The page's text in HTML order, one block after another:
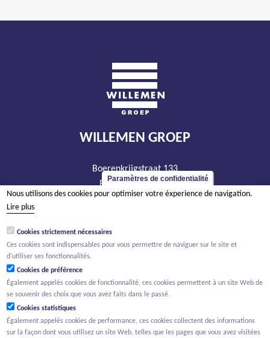
WILLEMEN GROEP
Boerenkrijgstraat 133
BE - 2800 Malines
tél +32 15 569 965
TVA BE 0466.256.432
RPM Anvers, département Malines
Paramètres de confidentialité
Nous utilisons des cookies pour optimiser votre éxperience de navigation.
Lire plus
Cookies strictement nécessaires
Ces cookies sont indispensables pour vous permettre de naviguer sur le site et
d'utiliser ses fonctionnalités.
Cookies de préférence
Également appelés cookies de fonctionnalité, ces cookies permettent à un site Web de
se souvenir des choix que vous avez faits dans le passé.
Cookies statistiques
Également appelés cookies de performance, ces cookies collectent des informations
sur la façon dont vous utilisez un site Web, telles que les pages que vous avez visitées